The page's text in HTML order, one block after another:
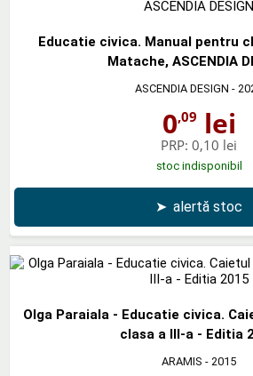
Educatie civica. Manual pentru
Matache, ASCENDIA
ASCENDIA DESIGN -
0,09 lei
PRP: 0,10 lei
stoc indisponibil
➤ alertă stoc
Olga Paraiala - Educatie civica.
clasa a III-a - Editia
ARAMIS - 2015